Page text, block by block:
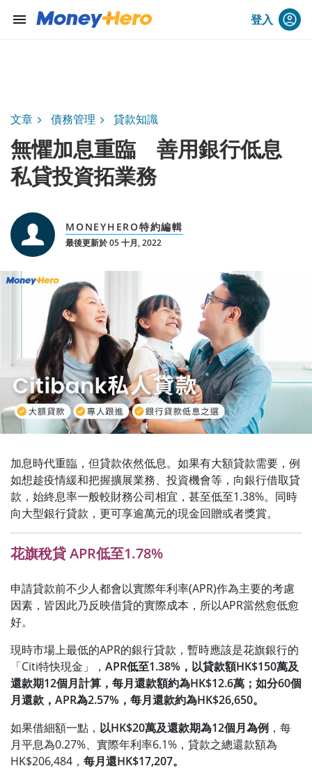
menu 登入
文章 債務管理 貸款知識
無懼加息重臨 善用銀行低息
私貸投資拓業務
MONEYHERO特約編輯
最後更新於 05 十月, 2022
加息時代重臨，但貸款依然低息。如果有大額貸款需要，例
如想趁疫情緩和把握擴展業務、投資機會等，向銀行借取貸
款，始終息率一般較財務公司相宜，甚至低至1.38%。同時
向大型銀行貸款，更可享逾萬元的現金回贈或者獎賞。
花旗稅貸 APR低至1.78%
申請貸款前不少人都會以實際年利率(APR)作為主要的考慮
因素，皆因此乃反映借貸的實際成本，所以APR當然愈低愈
好。
現時市場上最低的APR的銀行貸款，暫時應該是花旗銀行的
「Citi特快現金」， APR低至1.38%，以貸款額HK$150萬及
還款期12個月計算，每月還款額約為HK$12.6萬；如分60個
月還款，APR為2.57%，每月還款約為HK$26,650。
如果借細額一點， 以HK$20萬及還款期為12個月為例 ，每
月平息為0.27%、實際年利率6.1%，貸款之總還款額為
HK$206,484， 每月還HK$17,207。